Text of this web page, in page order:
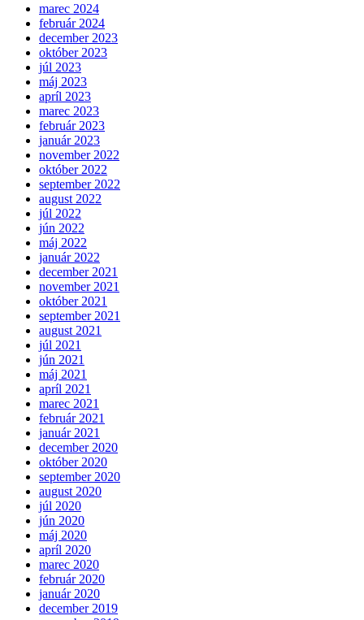
marec 2024
február 2024
december 2023
október 2023
júl 2023
máj 2023
apríl 2023
marec 2023
február 2023
január 2023
november 2022
október 2022
september 2022
august 2022
júl 2022
jún 2022
máj 2022
január 2022
december 2021
november 2021
október 2021
september 2021
august 2021
júl 2021
jún 2021
máj 2021
apríl 2021
marec 2021
február 2021
január 2021
december 2020
október 2020
september 2020
august 2020
júl 2020
jún 2020
máj 2020
apríl 2020
marec 2020
február 2020
január 2020
december 2019